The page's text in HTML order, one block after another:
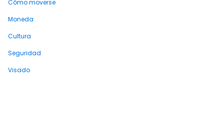
Cómo moverse
Moneda
Cultura
Seguridad
Visado